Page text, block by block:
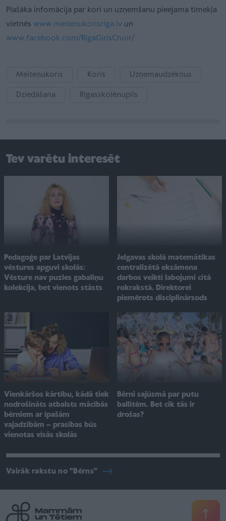
Plašāka infomācija par kori un uzņemšanu pieejama tīmekļa
vietnēs www.meitenukorisriga.lv un
www.facebook.com/RigaGirlsChoir/
Meiteņukoris Koris Uzņemaudzēkņus
Dziedāšana Rīgasskolēnupils
Tev varētu interesēt
Pedagoģe par Latvijas
vēstures apguvi skolās:
Vēsture nav puzles gabaliņu
kolekcija, bet vienots stāsts
Jelgavas skolā matemātikas
centralizētā eksāmena
darbos veikti labojumi citā
rokrakstā. Direktorei
piemērots disciplinārsods
Vienkāršos kārtību, kādā tiek
nodrošināts atbalsts mācībās
bērniem ar īpašām
vajadzībām – prasības būs
vienotas visās skolās
Bērni sajūsmā par putu
ballītēm. Bet cik tās ir
drošas?
Vairāk rakstu no "Bērns"